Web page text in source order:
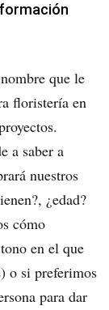
que le
floristería en
a saber a
nuestros
¿edad?
cómo
en el que
o si preferimos
para dar